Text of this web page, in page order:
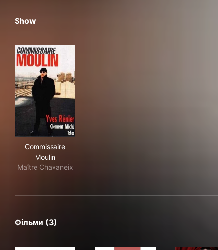
Show
Commissaire
Moulin
Maître Chavaneix
Фільми (3)